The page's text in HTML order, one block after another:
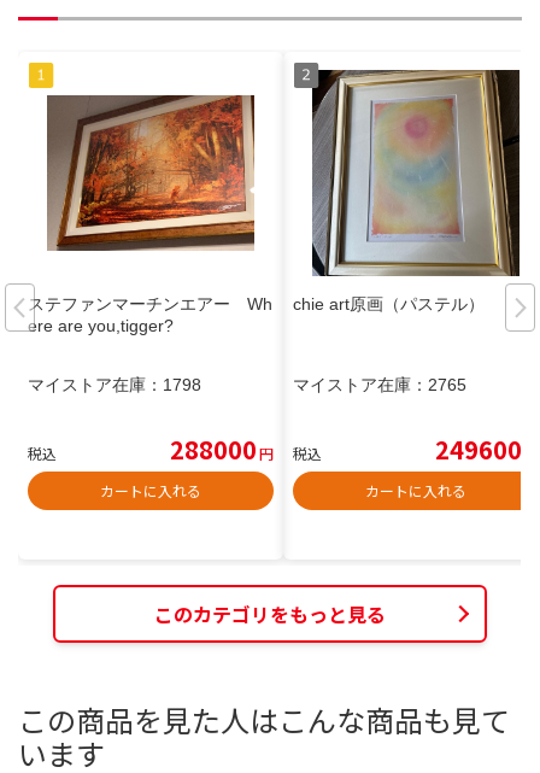
ステファンマーチンエアー Wh
ere are you,tigger?
マイストア在庫： 1798
税込 288000円
カートに入れる
chie art原画（パステル）
マイストア在庫： 2765
税込 249600
カートに入れる
このカテゴリをもっと見る
この商品を見た人はこんな商品も見て
います